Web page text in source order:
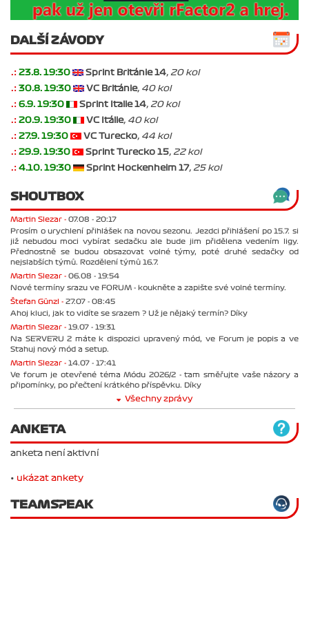
DALŠÍ ZÁVODY
.: 23.8. 19:30 Sprint Británie 14, 20 kol
.: 30.8. 19:30 VC Británie, 40 kol
.: 6.9. 19:30 Sprint Italie 14, 20 kol
.: 20.9. 19:30 VC Itálie, 40 kol
.: 27.9. 19:30 VC Turecko, 44 kol
.: 29.9. 19:30 Sprint Turecko 15, 22 kol
.: 4.10. 19:30 Sprint Hockenheim 17, 25 kol
SHOUTBOX
Martin Slezar - 07.08 - 20:17
Prosím o urychlení přihlášek na novou sezonu. Jezdci přihlášení po 15.7. si
již nebudou moci vybírat sedačku ale bude jim přidělena vedením ligy.
Přednostně se budou obsazovat volné týmy, poté druhé sedačky od
nejslabších týmů. Rozdělení týmů 16.7.
Martin Slezar - 06.08 - 19:54
Nové termíny srazu ve FORUM - koukněte a zapište své volné termíny.
Štefan Günzl - 27.07 - 08:45
Ahoj kluci, jak to vidíte se srazem ? Už je nějaký termín? Díky
Martin Slezar - 19.07 - 19:31
Na SERVERU 2 máte k dispozici upravený mód, ve Forum je popis a ve
Stahuj nový mód a setup.
Martin Slezar - 14.07 - 17:41
Ve forum je otevřené téma Módu 2026/2 - tam směřujte vaše názory a
připomínky, po přečtení krátkého příspěvku. Díky
Všechny zprávy
ANKETA
anketa není aktivní
• ukázat ankety
TEAMSPEAK